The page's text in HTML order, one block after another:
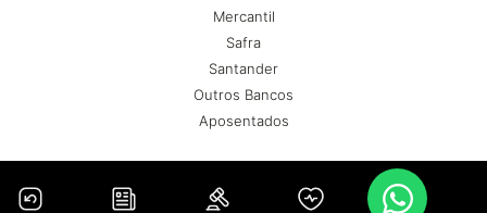
Mercantil
Safra
Santander
Outros Bancos
Aposentados